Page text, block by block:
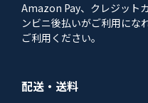
Amazon Pay、クレジット
ンビニ後払いがご利用にな
ご利用ください。
配送・送料